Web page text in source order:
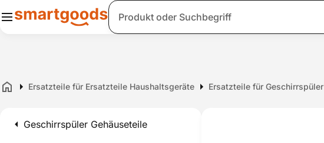
Suche
Home Ersatzteile für Ersatzteile Haushaltsgeräte Ersatzteile für Geschirrspüler
Geschirrspüler Gehäuseteile